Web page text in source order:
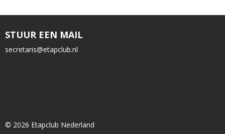
STUUR EEN MAIL
siraterces@etapclub.nl
© 2026 Etapclub Nederland